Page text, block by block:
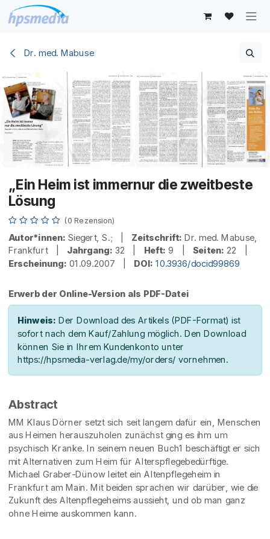
Zum Inhalt springen
Dr. med. Mabuse
„Ein Heim ist immernur die zweitbeste
Lösung
(0 Rezension)
Autor*innen: Siegert, S.; | Zeitschrift: Dr. med. Mabuse,
Frankfurt | Jahrgang: 32 | Heft: 9 | Seiten: 22 |
Erscheinung: 01.09.2007 | DOI: 10.3936/docid99869
Erwerb der Online-Version als PDF-Datei
Hinweis: Der Download des Artikels (PDF-Format) ist
sofort nach dem Kauf/Zahlung möglich. Den Download
können Sie in Ihrem Kundenkonto unter
https://hpsmedia-verlag.de/my/orders/ vornehmen.
Abstract
MM Klaus Dörner setzt sich seit langem dafür ein, Menschen
aus Heimen herauszuholen zunächst ging es ihm um
psychisch Kranke. In seinem neuen Buch1 beschäftigt er sich
mit Alternativen zum Heim für Alterspflegebedürftige.
Michael Graber-Dünow leitet ein Altenpflegeheim in
Frankfurt am Main. Mit beiden sprachen wir darüber, wie die
Zukunft des Altenpflegeheims aussieht, und ob man ganz
ohne Heime auskommen kann.